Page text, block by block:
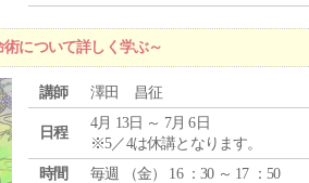
について詳しく学ぶ～
講師 澤田 昌征
日程
4月 13日 ～ 7月 6日
※5／4は休講となります。
時間
毎週 （金） 16 ：30 ～ 17 ：50